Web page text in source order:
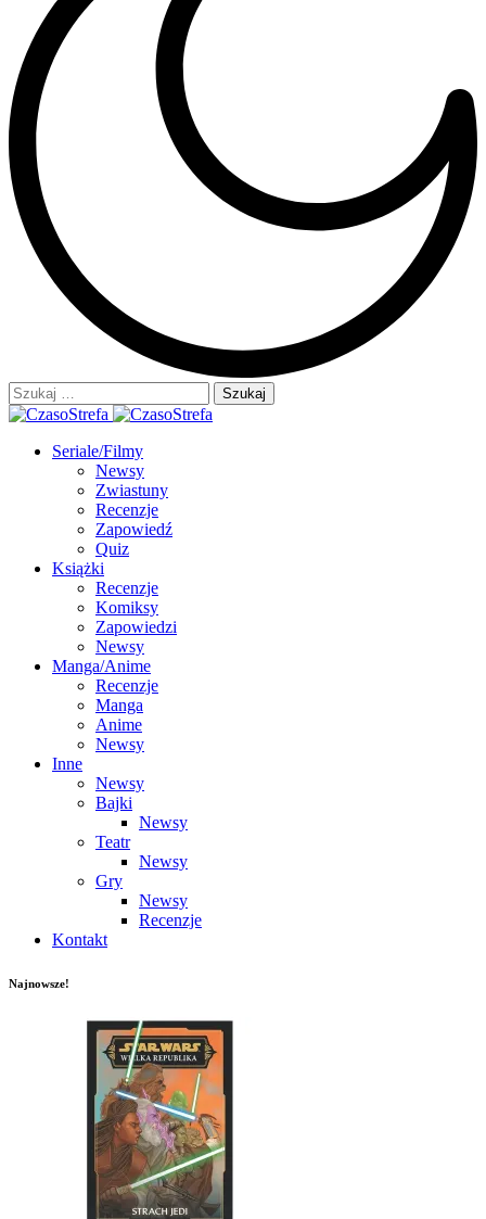
Szukaj:
Seriale/Filmy
Newsy
Zwiastuny
Recenzje
Zapowiedź
Quiz
Książki
Recenzje
Komiksy
Zapowiedzi
Newsy
Manga/Anime
Recenzje
Manga
Anime
Newsy
Inne
Newsy
Bajki
Newsy
Teatr
Newsy
Gry
Newsy
Recenzje
Kontakt
Najnowsze!